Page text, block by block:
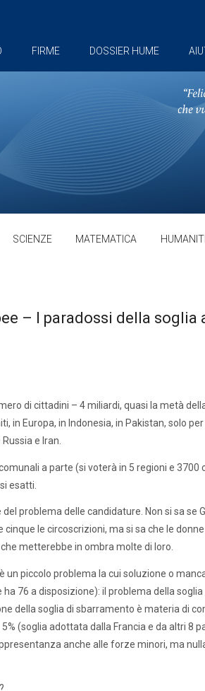
FIRME DOSSIER HUME
SCIENZE MATEMATICA
– I paradossi della soglia
di cittadini – 4 miliardi, quasi la metà
in Europa, in Indonesia, in Pakistan, solo
e Iran.
a parte (si voterà in 5 regioni e
esatti.
problema delle candidature. Non si sa se
le circoscrizioni, ma si sa che le
metterebbe in ombra molte di loro.
un piccolo problema la cui soluzione o
ha 76 a disposizione): il problema della
della soglia di sbarramento è materia di
(soglia adottata dalla Francia e da altri 8
anche alle forze minori, ma